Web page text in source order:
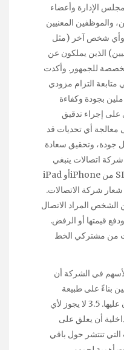
الإدارة وأعضاء
والموظفين المعنيين
وأي شخص آخر (مثل
الذين يملكون عن
للجمهور. وأكدت
متابعة التزام مزودي
بجودة وكفاءة
على إجراء تدقيق
أي تحديات قد
جودة، وتحقيق سعادة
شركة اتصالات ينبغي
الاتصال بها، فقم بإزالة بطاقة SIM من iPhoneأو iPad
شركة الاتصالات.
الشخص المراد الاتصال
قيمتها أو الرفض.
من مشتركي الخط
الأسهم في الشركة أن
بناءً على طبيعة
المعلومات الداخلية التي يطلعون عليها. 3.5 لا يجوز لأي
أن يعلق على
التي تنتشر حول باقي